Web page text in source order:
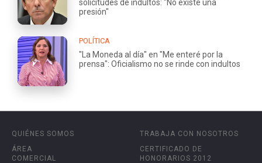
solicitudes de indultos: "No existe una
presión"
POLÍTICA
"La Moneda al día" en "Me enteré por la
prensa": Oficialismo no se rinde con indultos
QUIÉNES SOMOS
ÁREA
COMERCIAL
TRABAJA CON NOSOTROS
CERTIFICADO DE
HONORARIOS 2012